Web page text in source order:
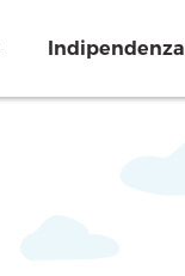
Indipendenza